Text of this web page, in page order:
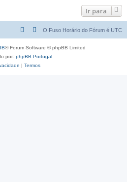
s
r
Ir para
O Fuso Horário do Fórum é UTC
® Forum Software © phpBB Limited
por: phpBB Portugal
| Termos